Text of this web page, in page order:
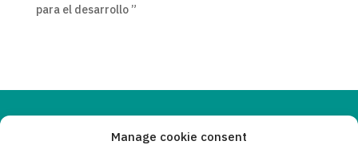
Manage cookie consent
para el desarrollo ”